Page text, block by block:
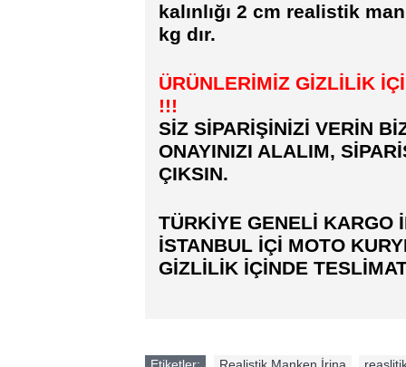
kalınlığı 2 cm realistik
kg dır.
ÜRÜNLERİMİZ GİZLİLİK
!!!
SİZ SİPARİŞİNİZİ VERİN
ONAYINIZI ALALIM,
ÇIKSIN.
TÜRKİYE GENELİ KARGO
İSTANBUL İÇİ MOTO
GİZLİLİK İÇİNDE